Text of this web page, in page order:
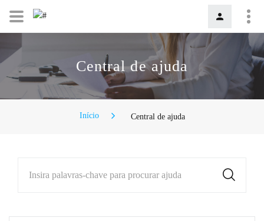
Central de ajuda
Início Central de ajuda
Insira palavras-chave para procurar ajuda